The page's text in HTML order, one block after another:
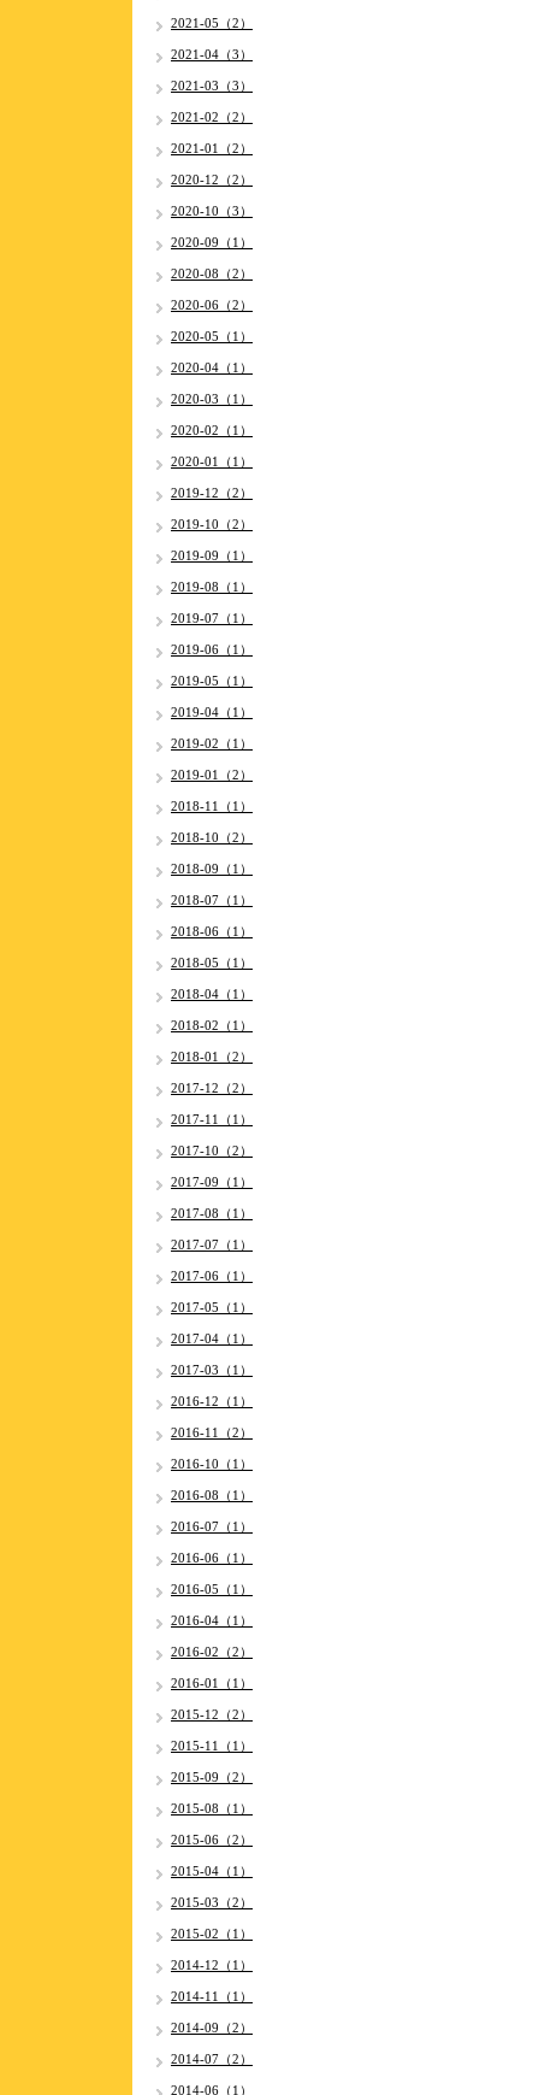
2021-05（2）
2021-04（3）
2021-03（3）
2021-02（2）
2021-01（2）
2020-12（2）
2020-10（3）
2020-09（1）
2020-08（2）
2020-06（2）
2020-05（1）
2020-04（1）
2020-03（1）
2020-02（1）
2020-01（1）
2019-12（2）
2019-10（2）
2019-09（1）
2019-08（1）
2019-07（1）
2019-06（1）
2019-05（1）
2019-04（1）
2019-02（1）
2019-01（2）
2018-11（1）
2018-10（2）
2018-09（1）
2018-07（1）
2018-06（1）
2018-05（1）
2018-04（1）
2018-02（1）
2018-01（2）
2017-12（2）
2017-11（1）
2017-10（2）
2017-09（1）
2017-08（1）
2017-07（1）
2017-06（1）
2017-05（1）
2017-04（1）
2017-03（1）
2016-12（1）
2016-11（2）
2016-10（1）
2016-08（1）
2016-07（1）
2016-06（1）
2016-05（1）
2016-04（1）
2016-02（2）
2016-01（1）
2015-12（2）
2015-11（1）
2015-09（2）
2015-08（1）
2015-06（2）
2015-04（1）
2015-03（2）
2015-02（1）
2014-12（1）
2014-11（1）
2014-09（2）
2014-07（2）
2014-06（1）